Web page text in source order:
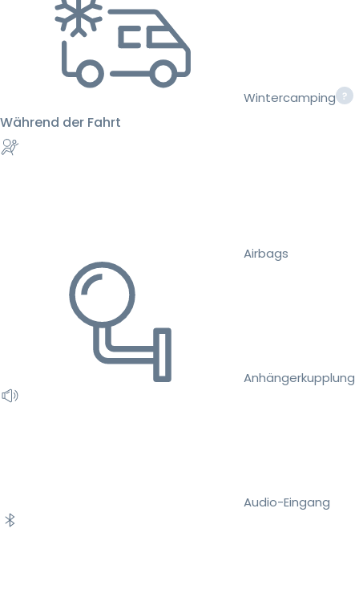
Wintercamping
Während der Fahrt
Airbags
Anhängerkupplung
Audio-Eingang